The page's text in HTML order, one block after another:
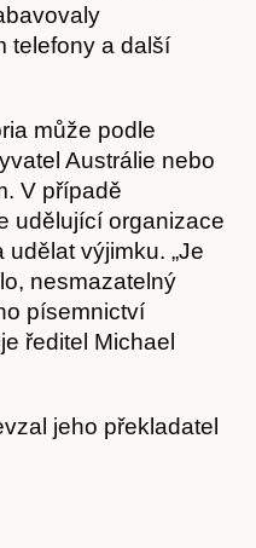
telefony a další
může podle
Austrálie nebo
V případě
udělující organizace
výjimku. „Je
nesmazatelný
písemnictví
ředitel Michael
jeho překladatel